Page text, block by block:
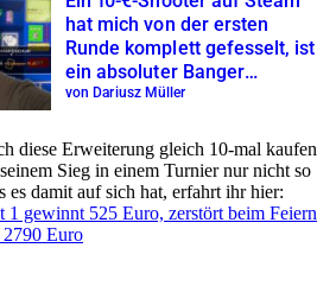
hat mich von der ersten
Runde komplett gefesselt, ist
ein absoluter Banger
mit Dopaminrausch-Garantie
von Dariusz Müller
diese Erweiterung gleich 10-mal kaufen
Sieg in einem Turnier nur nicht so
es damit auf sich hat, erfahrt ihr hier:
gewinnt 525 Euro, zerstört beim Feiern
Euro